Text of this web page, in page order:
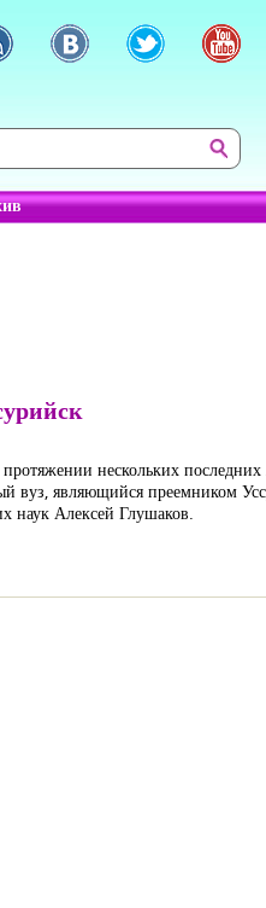
нескольких последних
являющийся преемником
наук Алексей Глушаков.